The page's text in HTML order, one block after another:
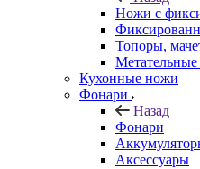
Ножи с
Топоры,
Кухонные ножи
Фонари
Назад
Фонари
Аксессуары